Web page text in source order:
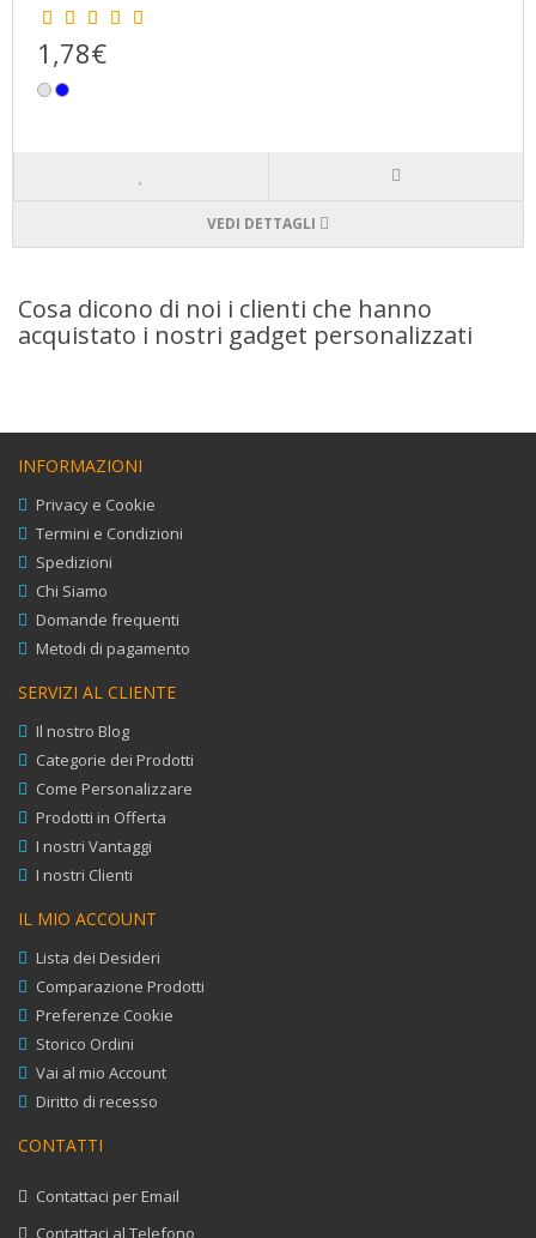
1,78€
VEDI DETTAGLI
Cosa dicono di noi i clienti che hanno
acquistato i nostri gadget personalizzati
INFORMAZIONI
Privacy e Cookie
Termini e Condizioni
Spedizioni
Chi Siamo
Domande frequenti
Metodi di pagamento
SERVIZI AL CLIENTE
Il nostro Blog
Categorie dei Prodotti
Come Personalizzare
Prodotti in Offerta
I nostri Vantaggi
I nostri Clienti
IL MIO ACCOUNT
Lista dei Desideri
Comparazione Prodotti
Preferenze Cookie
Storico Ordini
Vai al mio Account
Diritto di recesso
CONTATTI
Contattaci per Email
Contattaci al Telefono